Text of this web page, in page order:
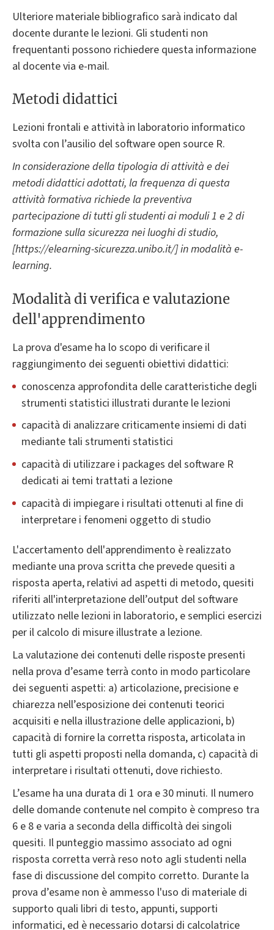
Ulteriore materiale bibliografico sarà indicato dal
docente durante le lezioni. Gli studenti non
frequentanti possono richiedere questa informazione
al docente via e-mail.
Metodi didattici
Lezioni frontali e attività in laboratorio informatico
svolta con l’ausilio del software open source R.
In considerazione della tipologia di attività e dei
metodi didattici adottati, la frequenza di questa
attività formativa richiede la preventiva
partecipazione di tutti gli studenti ai moduli 1 e 2 di
formazione sulla sicurezza nei luoghi di studio,
[https://elearning-sicurezza.unibo.it/] in modalità e-
learning.
Modalità di verifica e valutazione
dell'apprendimento
La prova d'esame ha lo scopo di verificare il
raggiungimento dei seguenti obiettivi didattici:
conoscenza approfondita delle caratteristiche degli
strumenti statistici illustrati durante le lezioni
capacità di analizzare criticamente insiemi di dati
mediante tali strumenti statistici
capacità di utilizzare i packages del software R
dedicati ai temi trattati a lezione
capacità di impiegare i risultati ottenuti al fine di
interpretare i fenomeni oggetto di studio
L'accertamento dell'apprendimento è realizzato
mediante una prova scritta che prevede quesiti a
risposta aperta, relativi ad aspetti di metodo, quesiti
riferiti all'interpretazione dell’output del software
utilizzato nelle lezioni in laboratorio, e semplici esercizi
per il calcolo di misure illustrate a lezione.
La valutazione dei contenuti delle risposte presenti
nella prova d’esame terrà conto in modo particolare
dei seguenti aspetti: a) articolazione, precisione e
chiarezza nell’esposizione dei contenuti teorici
acquisiti e nella illustrazione delle applicazioni, b)
capacità di fornire la corretta risposta, articolata in
tutti gli aspetti proposti nella domanda, c) capacità di
interpretare i risultati ottenuti, dove richiesto.
L’esame ha una durata di 1 ora e 30 minuti. Il numero
delle domande contenute nel compito è compreso tra
6 e 8 e varia a seconda della difficoltà dei singoli
quesiti. Il punteggio massimo associato ad ogni
risposta corretta verrà reso noto agli studenti nella
fase di discussione del compito corretto. Durante la
prova d’esame non è ammesso l'uso di materiale di
supporto quali libri di testo, appunti, supporti
informatici, ed è necessario dotarsi di calcolatrice